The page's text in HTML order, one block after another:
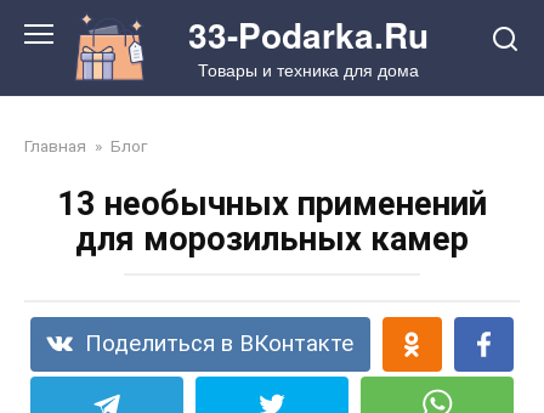
контенту
33-Podarka.Ru
Товары и техника для дома
Главная » Блог
13 необычных применений
для морозильных камер
Поделиться в ВКонтакте